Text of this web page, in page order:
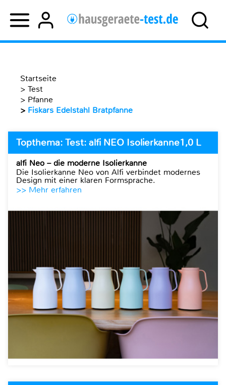
Startseite
> Test
> Pfanne
> Fiskars Edelstahl Bratpfanne
Topthema: Test: alfi NEO Isolierkanne1,0 L
alfi Neo – die moderne Isolierkanne
Die Isolierkanne Neo von Alfi verbindet modernes
Design mit einer klaren Formsprache.
>> Mehr erfahren